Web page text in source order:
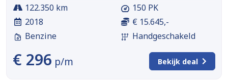
122.350 km
2018
Benzine
150 PK
€ 15.645,-
Handgeschakeld
€ 296 p/m Bekijk deal